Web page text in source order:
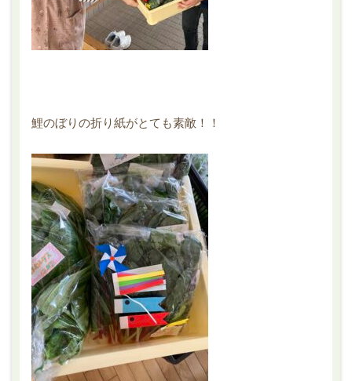
鯉のぼりの折り紙がとても素敵！！